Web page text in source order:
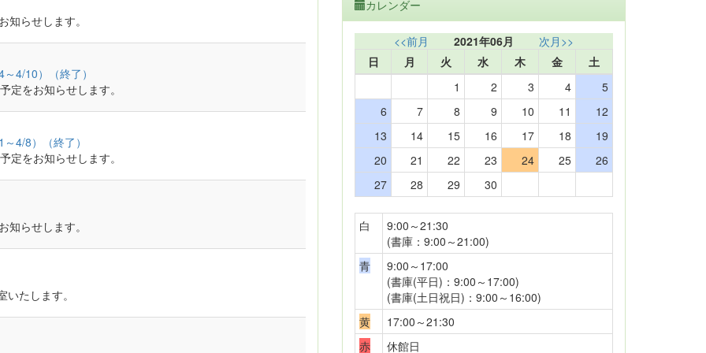
らせします。
4/10）（終了）
定をお知らせします。
4/8）（終了）
定をお知らせします。
らせします。
たします。
カレンダー
<<前月 2021年06月
次月>>
日
月 火 水 木 金
土
1
2 3 4
5
6
7 8 9 10 11
12
13
14 15 16 17 18
19
20
21 22 23 24 25
26
27
28 29 30
白
9:00～21:30
(書庫：9:00～21:00)
青
9:00～17:00
(書庫(平日)：9:00～17:00)
(書庫(土日祝日)：9:00～16:00)
黄
17:00～21:30
赤
休館日